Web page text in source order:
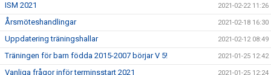
ISM 2021 2021-02-22 11:26
Årsmöteshandlingar 2021-02-18 16:30
Uppdatering träningshallar 2021-02-12 08:49
Träningen för barn födda 2015-2007 börjar V 5! 2021-01-25 12:42
Vanliga frågor inför terminsstart 2021 2021-01-25 12:24